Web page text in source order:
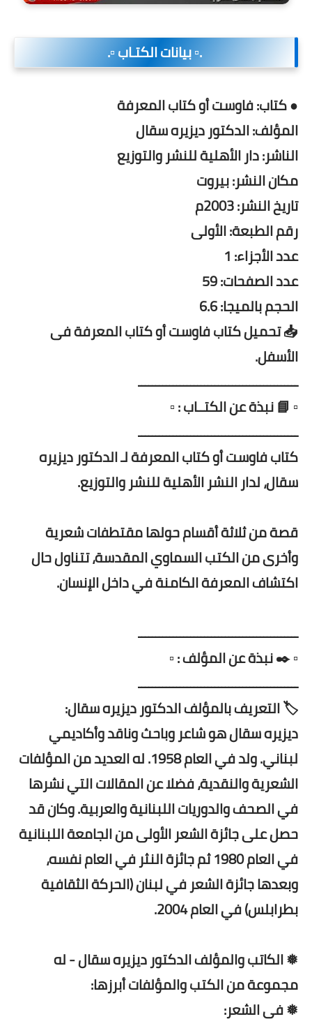
.▫️ بيانات الكتـاب ▫️.
● كتاب: فاوست أو كتاب المعرفة
المؤلف: الدكتور ديزيره سقال
الناشر: دار الأهلية للنشر والتوزيع
مكان النشر: بيروت
تاريخ النشر: 2003م
رقم الطبعة: الأولى
عدد الأجزاء: 1
عدد الصفحات: 59
الحجم بالميجا: 6.6
📥 تحميل كتاب فاوست أو كتاب المعرفة فى
الأسفل.
ــــــــــــــــــــــــــــــــــــــــــــــ
▫️ 📘 نبذة عن الكتــاب : ▫️
ــــــــــــــــــــــــــــــــــــــــــــــ
كتاب فاوست أو كتاب المعرفة لـ الدكتور ديزيره
سقال، لدار النشر الأهلية للنشر والتوزيع.
قصة من ثلاثة أقسام حولها مقتطفات شعرية
وأخرى من الكتب السماوي المقدسة، تتناول حال
اكتشاف المعرفة الكامنة في داخل الإنسان.
ــــــــــــــــــــــــــــــــــــــــــــــ
▫️ ✒️ نبذة عن المؤلف : ▫️
ــــــــــــــــــــــــــــــــــــــــــــــ
🏷️ التعريف بالمؤلف الدكتور ديزيره سقال:
ديزيره سقال هو شاعر وباحث وناقد وأكاديمي
لبناني. ولد في العام 1958. له العديد من المؤلفات
الشعرية والنقدية، فضلا عن المقالات التي نشرها
في الصحف والدوريات اللبنانية والعربية. وكان قد
حصل على جائزة الشعر الأولى من الجامعة اللبنانية
في العام 1980 ثم جائزة النثر في العام نفسه،
وبعدها جائزة الشعر في لبنان (الحركة الثقافية
بطرابلس) في العام 2004.
❅ الكاتب والمؤلف الدكتور ديزيره سقال - له
مجموعة من الكتب والمؤلفات أبرزها:
❅ في الشعر: